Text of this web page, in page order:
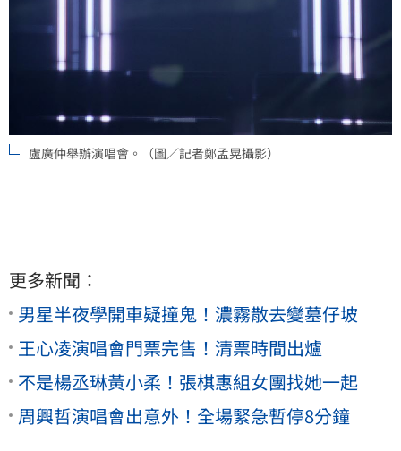
盧廣仲舉辦演唱會。（圖／記者鄭孟晃攝影）
更多新聞：
男星半夜學開車疑撞鬼！濃霧散去變墓仔坡
王心凌演唱會門票完售！清票時間出爐
不是楊丞琳黃小柔！張棋惠組女團找她一起
周興哲演唱會出意外！全場緊急暫停8分鐘